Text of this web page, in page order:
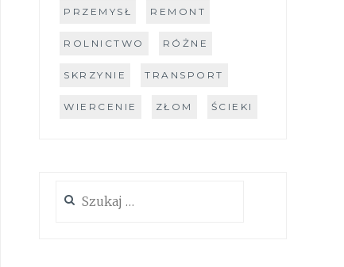
PRZEMYSŁ REMONT
ROLNICTWO RÓŻNE
SKRZYNIE TRANSPORT
WIERCENIE ZŁOM ŚCIEKI